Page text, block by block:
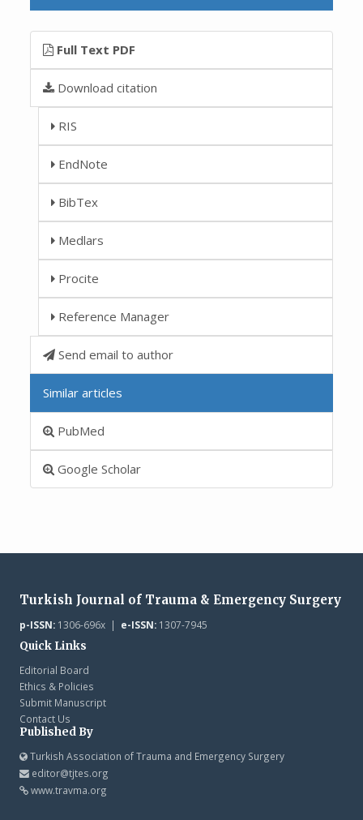
Full Text PDF
Download citation
RIS
EndNote
BibTex
Medlars
Procite
Reference Manager
Send email to author
Similar articles
PubMed
Google Scholar
Turkish Journal of Trauma & Emergency Surgery
p-ISSN:1306-696x | e-ISSN:1307-7945
Quick Links
Editorial Board
Ethics & Policies
Submit Manuscript
Contact Us
Published By
Turkish Association of Trauma and Emergency Surgery
editor@tjtes.org
www.travma.org